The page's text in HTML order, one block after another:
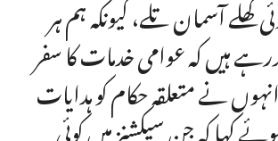
کھلے آسمان تلے، کیونکہ ہم ہر
ہیں کہ عوامی خدمات کا سفر
نے متعلقہ حکام کو ہدایات
کہا کہ جن سیکشنز میں کوئی